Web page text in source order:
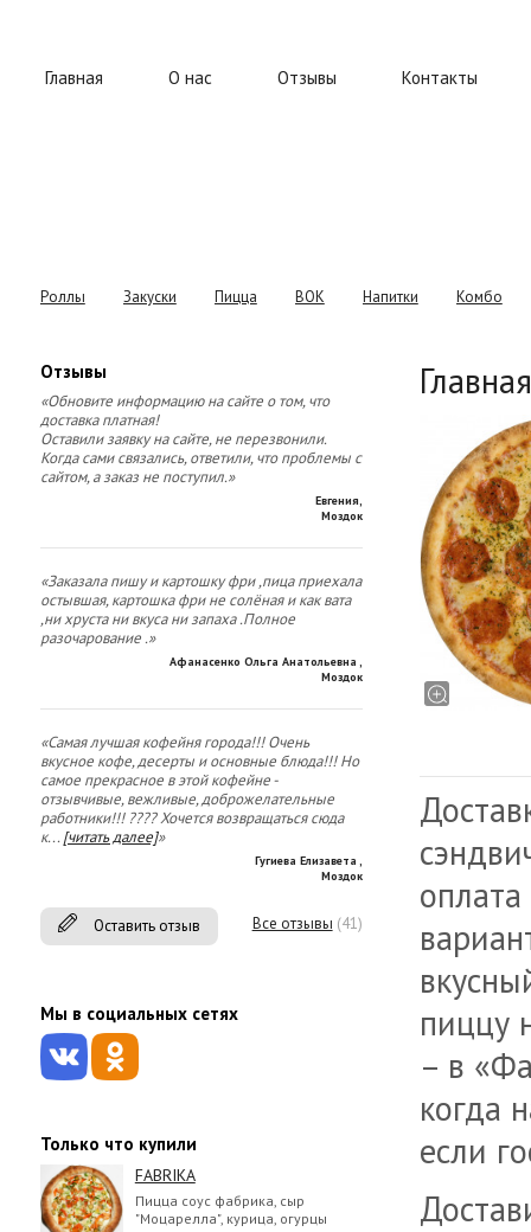
Главная О нас Отзывы Контакты
Роллы Закуски Пицца ВОК Напитки Комбо
Отзывы
«Обновите информацию на сайте о том, что
доставка платная!
Оставили заявку на сайте, не перезвонили.
Когда сами связались, ответили, что проблемы с
сайтом, а заказ не поступил.»
Евгения
Моздок
«Заказала пишу и картошку фри ,пица приехала
остывшая, картошка фри не солёная и как вата
,ни хруста ни вкуса ни запаха .Полное
разочарование .»
Афанасенко Ольга Анатольевна
Моздок
«Самая лучшая кофейня города!!! Очень
вкусное кофе, десерты и основные блюда!!! Но
самое прекрасное в этой кофейне -
отзывчивые, вежливые, доброжелательные
работники!!! ???? Хочется возвращаться сюда
к...[читать далее]»
Гугиева Елизавета
Моздок
Оставить отзыв Все отзывы (41)
Мы в социальных сетях
Только что купили
FABRIKA
Пицца соус фабрика, сыр
"Моцарелла", курица, огурцы
Главная
пиццу
– в
когда
если